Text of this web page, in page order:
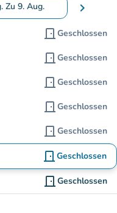
Zu 9. Aug.um Daten zu
chevron_right
door_front Geschlossen
door_front Geschlossen
door_front Geschlossen
door_front Geschlossen
door_front Geschlossen
door_front Geschlossen
door_front Geschlossen